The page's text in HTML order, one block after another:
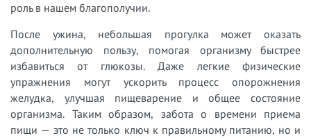
роль в нашем благополучии.
После ужина, небольшая прогулка может оказать
дополнительную пользу, помогая организму быстрее
избавиться от глюкозы. Даже легкие физические
упражнения могут ускорить процесс опорожнения
желудка, улучшая пищеварение и общее состояние
организма. Таким образом, забота о времени приема
пищи — это не только ключ к правильному питанию, но и